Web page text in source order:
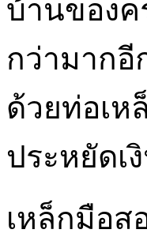
บ้านของค
กว่ามากอี
ด้วยท่อเห
ประหยัดเ
เหล็กมือส